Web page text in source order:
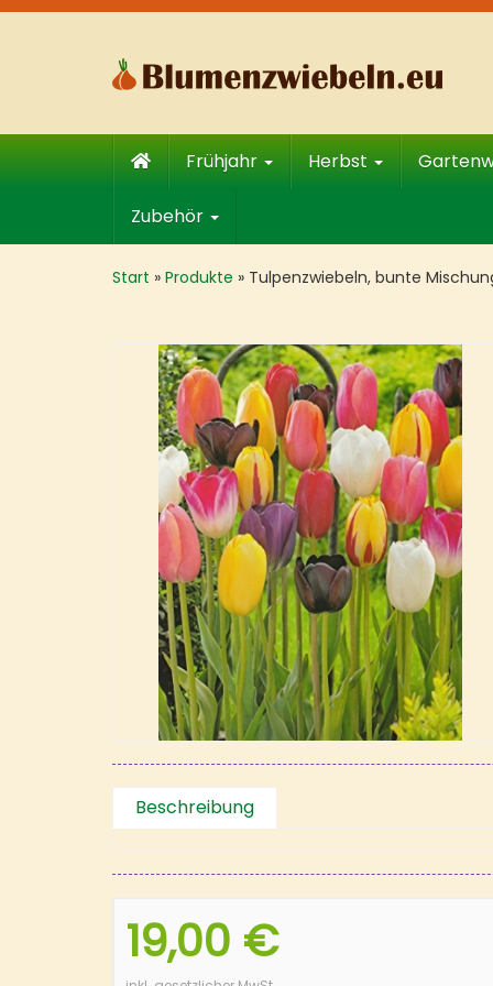
Skip
Frühjahr Herbst
Zubehör
Start » Produkte » Tulpenzwiebeln, bunte
Beschreibung
19,00 €